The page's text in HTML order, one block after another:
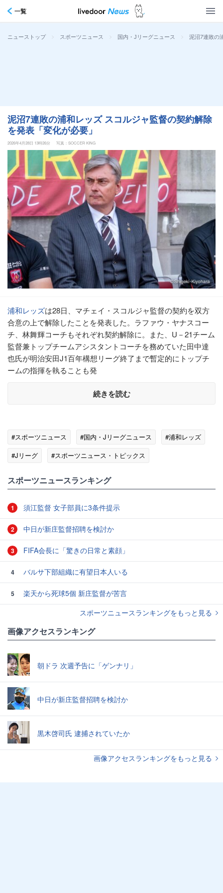
一覧
ニューストップ > スポーツニュース > 国内・Jリーグニュース > 泥沼7連敗の
泥沼7連敗の浦和レッズ スコルジャ監督の契約解除
を発表「変化が必要」
2026年4月28日 13時26分 写真：SOCCER KING
浦和レッズは28日、マチェイ・スコルジャ監督の契約を双方
合意の上で解除したことを発表した。ラファウ・ヤナスコー
チ、林舞輝コーチもそれぞれ契約解除に。また、U－21チーム
監督兼トップチームアシスタントコーチを務めていた田中達
也氏が明治安田J1百年構想リーグ終了まで暫定的にトップチ
ームの指揮を執ることも発
続きを読む
#スポーツニュース #国内・Jリーグニュース
#浦和レッズ
#Jリーグ
#スポーツニュース・トピックス
スポーツニュースランキング
1 須江監督 女子部員に3条件提示
2 中日が新庄監督招聘を検討か
3 FIFA会長に「驚きの日常と素顔」
4 バルサ下部組織に有望日本人いる
5
楽天から死球5個 新庄監督が苦言
スポーツニュースランキングをもっと見る
画像アクセスランキング
朝ドラ 次週予告に「ゲンナリ」
中日が新庄監督招聘を検討か
黒木啓司氏 逮捕されていたか
画像アクセスランキングをもっと見る